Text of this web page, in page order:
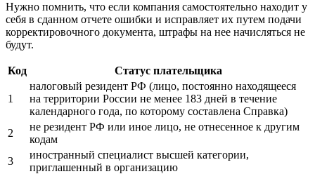
Нужно помнить, что если компания самостоятельно находит у
себя в сданном отчете ошибки и исправляет их путем подачи
корректировочного документа, штрафы на нее начисляться не
будут.
Код Статус плательщика
1
налоговый резидент РФ (лицо, постоянно находящееся
на территории России не менее 183 дней в течение
календарного года, по которому составлена Справка)
2
не резидент РФ или иное лицо, не отнесенное к другим
кодам
3
иностранный специалист высшей категории,
приглашенный в организацию